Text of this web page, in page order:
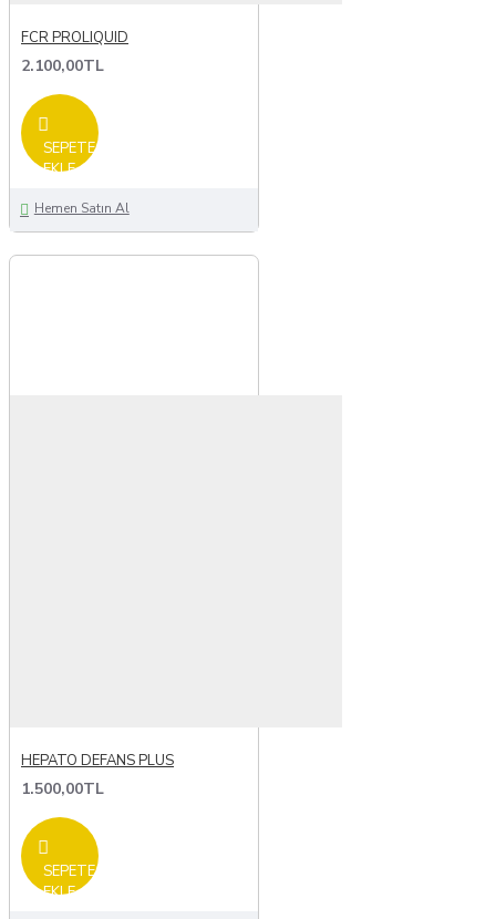
FCR PROLIQUID
2.100,00TL
SEPETE
EKLE
Hemen Satın Al
HEPATO DEFANS PLUS
1.500,00TL
SEPETE
EKLE